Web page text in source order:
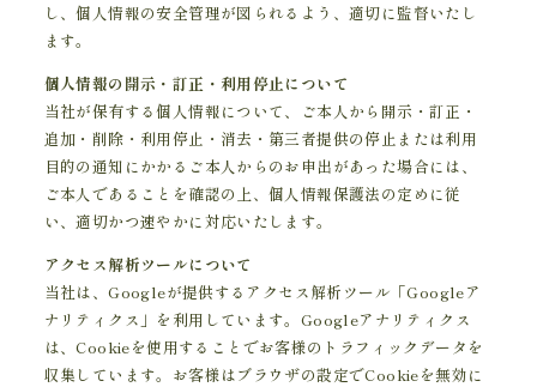
し、個人情報の安全管理が図られるよう、適切に監督いたし
ます。
個人情報の開示・訂正・利用停止について
当社が保有する個人情報について、ご本人から開示・訂正・
追加・削除・利用停止・消去・第三者提供の停止または利用
目的の通知にかかるご本人からのお申出があった場合には、
ご本人であることを確認の上、個人情報保護法の定めに従
い、適切かつ速やかに対応いたします。
アクセス解析ツールについて
当社は、Googleが提供するアクセス解析ツール「Googleア
ナリティクス」を利用しています。Googleアナリティクス
は、Cookieを使用することでお客様のトラフィックデータを
収集しています。お客様はブラウザの設定でCookieを無効に